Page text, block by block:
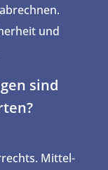
und
sind
Mittel-